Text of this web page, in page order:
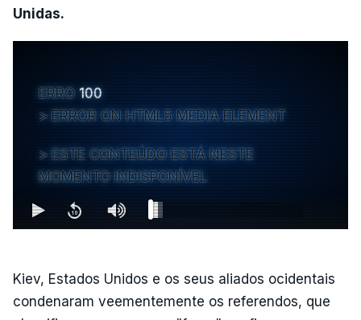
Unidas.
ERRO 100
ERROR ON HTML5 MEDIA ELEMENT
ESTE CONTEÚDO ESTÁ NESTE
MOMENTO INDISPONÍVEL
Kiev, Estados Unidos e os seus aliados ocidentais
condenaram veementemente os referendos, que